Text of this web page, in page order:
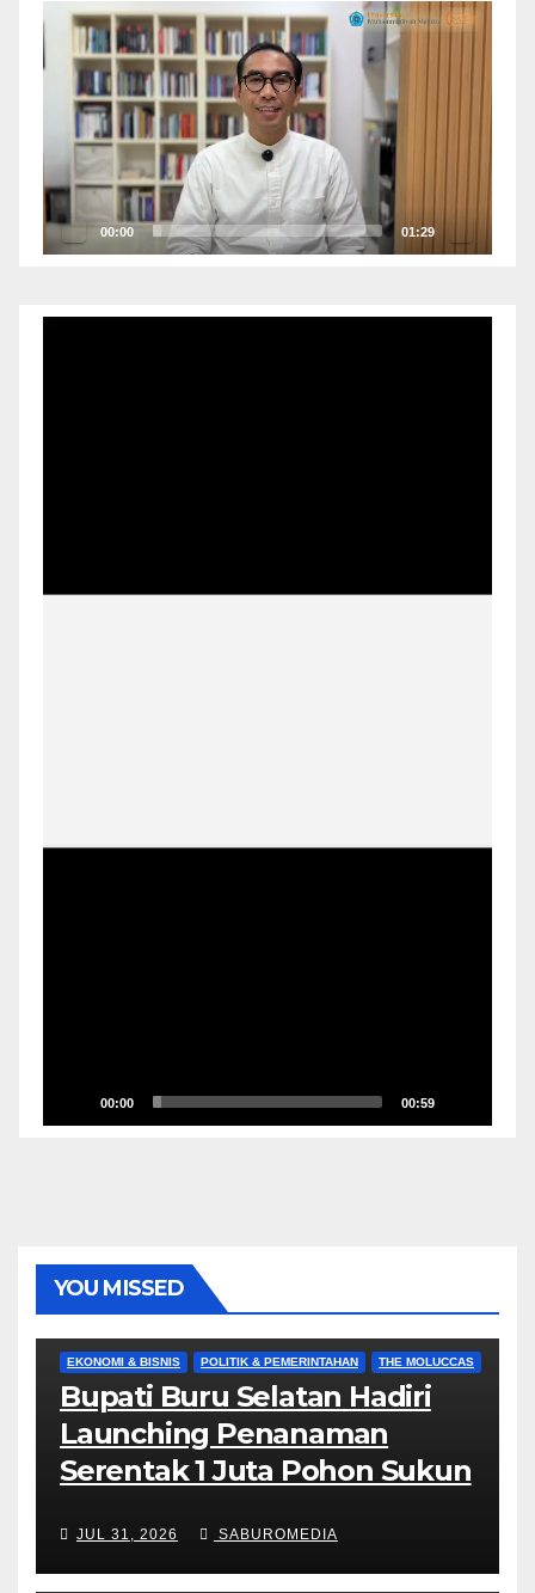
Pemutar
Video
00:00 01:29
00:00 00:59
YOU MISSED
EKONOMI & BISNIS POLITIK & PEMERINTAHAN THE MOLUCCAS
Bupati Buru Selatan Hadiri
Launching Penanaman
Serentak 1 Juta Pohon Sukun
JUL 31, 2026 SABUROMEDIA
AMBON METRO JURNALISME AKTIVIS POLITIK & PEMERINTAHAN